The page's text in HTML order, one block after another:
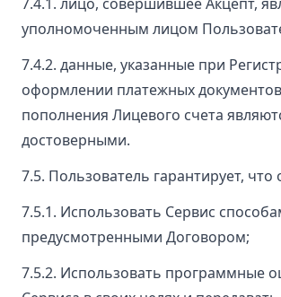
уполномоченным лицом
7.4.2. данные, указанные при
оформлении платежных
пополнения Лицевого счета
достоверными.
7.5. Пользователь гарантирует, что
7.5.1. Использовать Сервис
предусмотренными Договором;
7.5.2. Использовать программные